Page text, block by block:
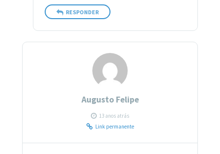
RESPONDER
Augusto Felipe
13 anos atrás
Link permanente